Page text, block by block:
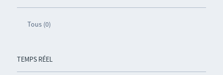
Tous (0)
TEMPS RÉEL